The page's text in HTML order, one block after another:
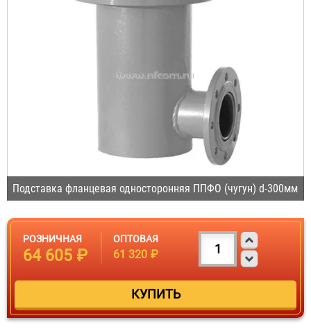
Подставка фланцевая односторонняя ППФО (чугун) d-300мм
РОЗНИЧНАЯ
64 605 ₽
ОПТОВАЯ
61 320 ₽